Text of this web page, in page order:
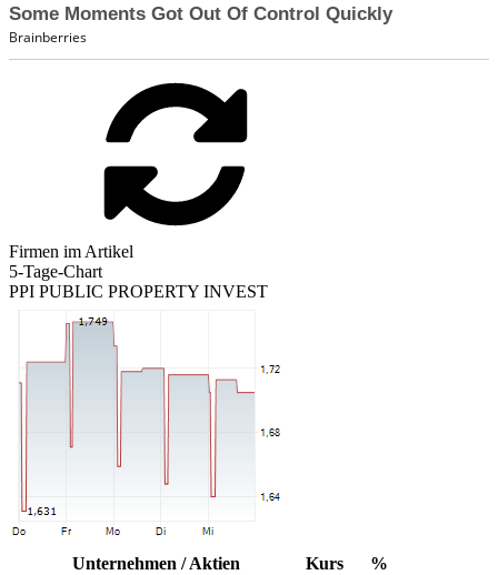
Firmen im Artikel
5-Tage-Chart
PPI PUBLIC PROPERTY INVEST
Unternehmen / Aktien Kurs
%